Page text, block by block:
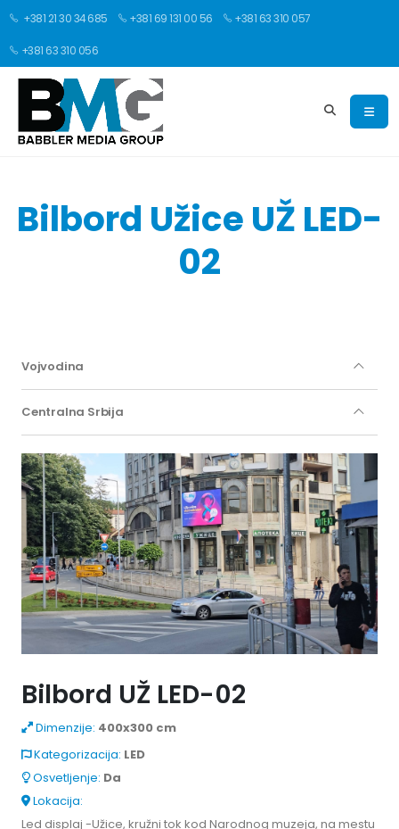
+381 21 30 34 685 +381 69 131 00 56 +381 63 310 057
+381 63 310 056
Bilbord Užice UŽ LED-
02
Vojvodina
Centralna Srbija
Bilbord UŽ LED-02
Dimenzije: 400x300 cm
Kategorizacija: LED
Osvetljenje: Da
Lokacija:
Led displaj -Užice, kružni tok kod Narodnog muzeja, na mestu